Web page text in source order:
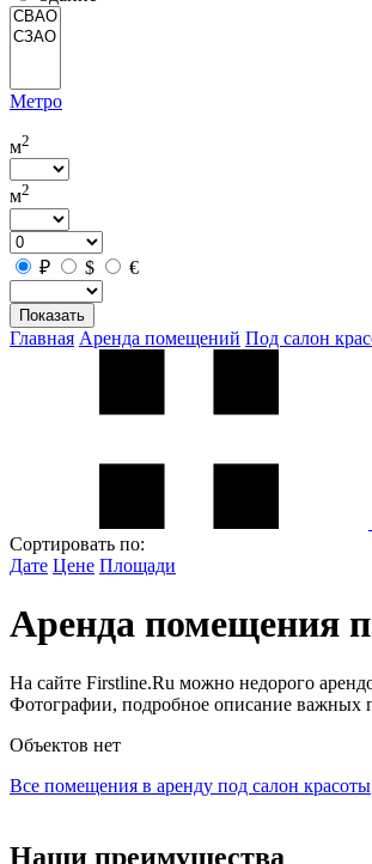
Метро
м2
м2
₽ $ €
Показать
Главная Аренда помещений Под салон
Сортировать по:
Дате Цене Площади
Аренда помещения
На сайте Firstline.Ru можно недорого
Фотографии, подробное описание важных
Объектов нет
Все помещения в аренду под салон красоты
Наши преимущества